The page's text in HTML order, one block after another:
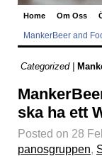
Home Om Oss
MankerBeer and
Categorized |
ska ha ett
Posted on 28
panosgruppen,